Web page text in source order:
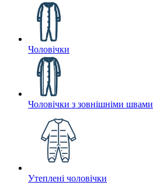
Чоловічки
Чоловічки з зовнішніми швами
Утеплені чоловічки